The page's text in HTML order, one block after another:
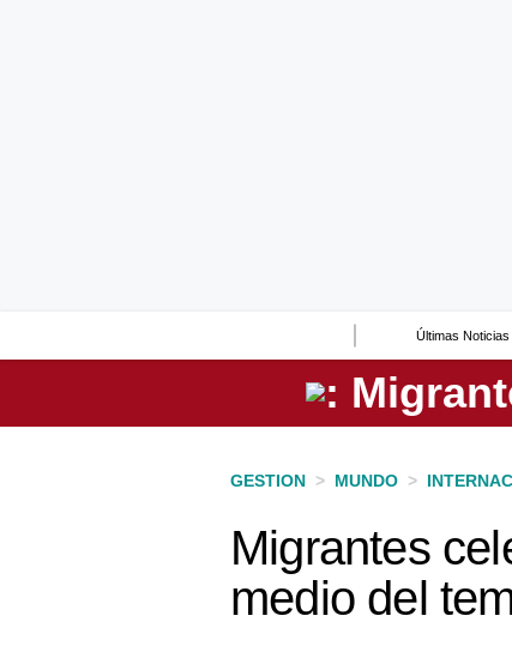
Últimas Noticias
Perú
GESTION > MUNDO >
Migrantes
medio del